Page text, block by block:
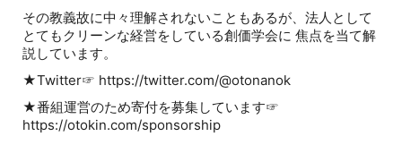
その教義故に中々理解されないこともあるが、法人として
とてもクリーンな経営をしている創価学会に 焦点を当て解
説しています。
★Twitter☞ https://twitter.com/@otonanok
★番組運営のため寄付を募集しています☞
https://otokin.com/sponsorship